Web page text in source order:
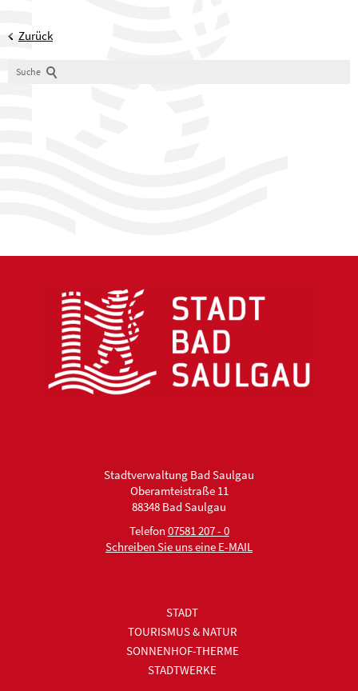
Zurück
Suche
Stadtverwaltung Bad Saulgau
Oberamteistraße 11
88348 Bad Saulgau
Telefon 07581 207 - 0
Schreiben Sie uns eine E-MAIL
STADT
TOURISMUS & NATUR
SONNENHOF-THERME
STADTWERKE